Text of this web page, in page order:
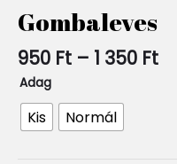
Gombaleves
950 Ft – 1 350 Ft1
Adag
Kis Normál